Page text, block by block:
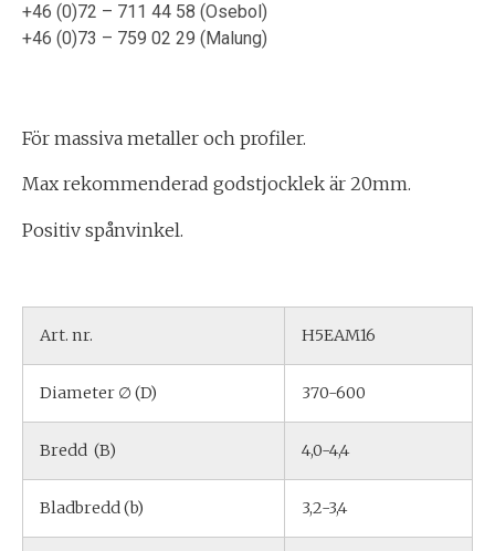
+46 (0)72 – 711 44 58 (Osebol)
+46 (0)73 – 759 02 29 (Malung)
För massiva metaller och profiler.
Max rekommenderad godstjocklek är 20mm.
Positiv spånvinkel.
Art. nr. H5EAM16
Diameter ∅ (D) 370-600
Bredd (B) 4,0-4,4
Bladbredd (b) 3,2-3,4